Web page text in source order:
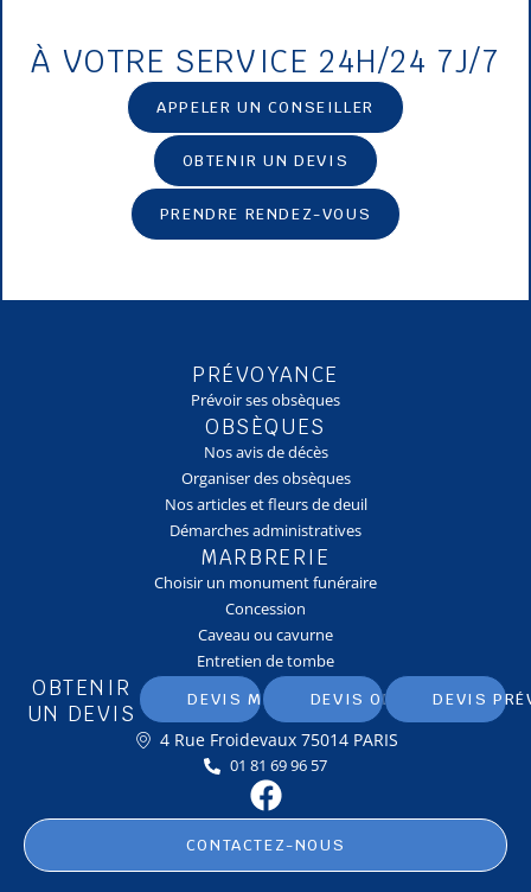
À VOTRE SERVICE 24H/24 7J/7
APPELER UN CONSEILLER
OBTENIR UN DEVIS
PRENDRE RENDEZ-VOUS
PRÉVOYANCE
Prévoir ses obsèques
OBSÈQUES
Nos avis de décès
Organiser des obsèques
Nos articles et fleurs de deuil
Démarches administratives
MARBRERIE
Choisir un monument funéraire
Concession
Caveau ou cavurne
Entretien de tombe
OBTENIR
UN DEVIS
DEVIS MARBRERIEDEVIS OBSÈQUES
DEVIS
4 Rue Froidevaux 75014 PARIS
01 81 69 96 57
CONTACTEZ-NOUS